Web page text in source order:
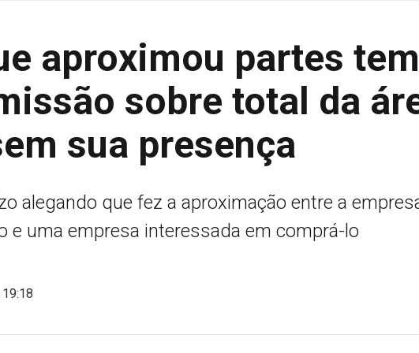
aproximou partes tem
sobre total da
sua presença
alegando que fez a aproximação entre a
e uma empresa interessada em comprá-lo